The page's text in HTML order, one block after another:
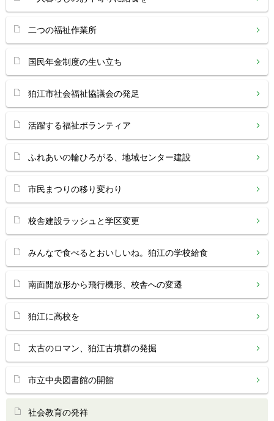
二つの福祉作業所
国民年金制度の生い立ち
狛江市社会福祉協議会の発足
活躍する福祉ボランティア
ふれあいの輪ひろがる、地域センター建設
市民まつりの移り変わり
校舎建設ラッシュと学区変更
みんなで食べるとおいしいね。狛江の学校給食
南面開放形から飛行機形、校舎への変遷
狛江に高校を
太古のロマン、狛江古墳群の発掘
市立中央図書館の開館
社会教育の発祥